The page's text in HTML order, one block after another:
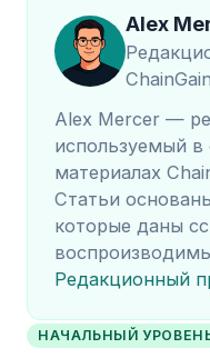
Alex
ChainGain
Alex Mercer —
используемый в
материалах
Статьи
которые даны
Редакционный
НАЧАЛЬНЫЙ